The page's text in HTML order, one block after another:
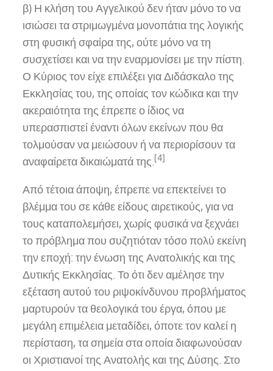
β) Η κλήση του Αγγελικού δεν ήταν μόνο το να
ισιώσει τα στριμωγμένα μονοπάτια της λογικής
στη φυσική σφαίρα της, ούτε μόνο να τη
συσχετίσει και να την εναρμονίσει με την πίστη.
Ο Κύριος τον είχε επιλέξει για Διδάσκαλο της
Εκκλησίας του, της οποίας τον κώδικα και την
ακεραιότητα της έπρεπε ο ίδιος να
υπερασπιστεί έναντι όλων εκείνων που θα
τολμούσαν να μειώσουν ή να περιορίσουν τα
αναφαίρετα δικαιώματά της. [4]
Από τέτοια άποψη, έπρεπε να επεκτείνει το
βλέμμα του σε κάθε είδους αιρετικούς, για να
τους καταπολεμήσει, χωρίς φυσικά να ξεχνάει
το πρόβλημα που συζητιόταν τόσο πολύ εκείνη
την εποχή: την ένωση της Ανατολικής και της
Δυτικής Εκκλησίας. Το ότι δεν αμέλησε την
εξέταση αυτού του ριψοκίνδυνου προβλήματος
μαρτυρούν τα θεολογικά του έργα, όπου με
μεγάλη επιμέλεια μεταδίδει, όποτε τον καλεί η
περίσταση, τα σημεία στα οποία διαφωνούσαν
οι Χριστιανοί της Ανατολής και της Δύσης. Στο